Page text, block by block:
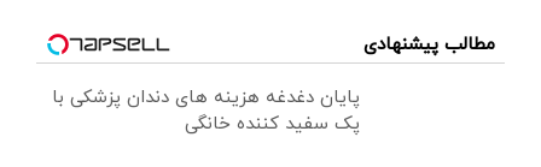
مطالب پیشنهادی
پایان دغدغه هزینه های دندان پزشکی با
پک سفید کننده خانگی